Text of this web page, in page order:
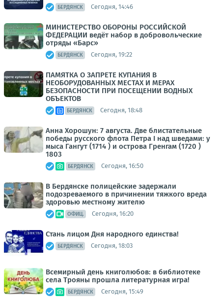
БЕРДЯНСК Сегодня, 14:46
МИНИСТЕРСТВО ОБОРОНЫ РОССИЙСКОЙ
ФЕДЕРАЦИИ ведёт набор в добровольческие
отряды «Барс»
БЕРДЯНСК Сегодня, 19:22
ПАМЯТКА О ЗАПРЕТЕ КУПАНИЯ В
НЕОБОРУДОВАННЫХ МЕСТАХ И МЕРАХ
БЕЗОПАСНОСТИ ПРИ ПОСЕЩЕНИИ ВОДНЫХ
ОБЪЕКТОВ
БЕРДЯНСК Сегодня, 18:48
Анна Хорошун: 7 августа. Две блистательные
победы русского флота Петра I над шведами: у
мыса Гангут (1714 ) и острова Гренгам (1720 )
1803
БЕРДЯНСК Сегодня, 16:50
В Бердянске полицейские задержали
подозреваемого в причинении тяжкого вреда
здоровью местному жителю
ОФИЦ. Сегодня, 16:20
Стань лицом Дня народного единства!
БЕРДЯНСК Сегодня, 18:03
Всемирный день книголюбов: в библиотеке
села Трояны прошла литературная игра!
БЕРДЯНСК Сегодня, 15:49